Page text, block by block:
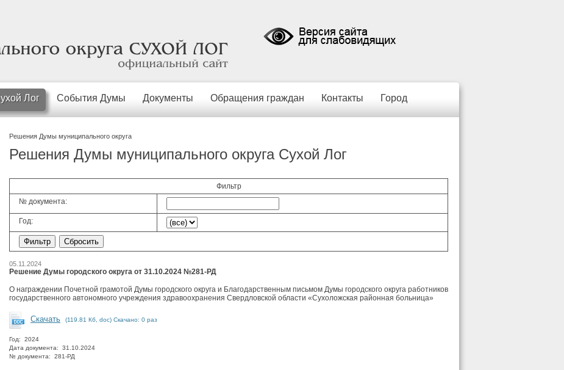
Лог События Думы Документы Обращения граждан Контакты Город
Решения Думы муниципального округа
Решения Думы муниципального округа Сухой Лог
Фильтр
№ документа:
Год:
05.11.2024
Решение Думы городского округа от 31.10.2024 №281-РД
О награждении Почетной грамотой Думы городского округа и Благодарственным письмом Думы городского округа работников
государственного автономного учреждения здравоохранения Свердловской области «Сухоложская районная больница»
Скачать (119.81 Кб, doc) Скачано: 0 раз
Год: 2024
Дата документа: 31.10.2024
№ документа: 281-РД